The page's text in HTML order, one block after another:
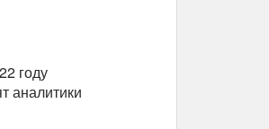
году
аналитики